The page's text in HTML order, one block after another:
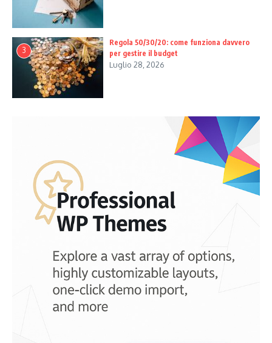
3
Regola 50/30/20: come funziona davvero
per gestire il budget
Luglio 28, 2026